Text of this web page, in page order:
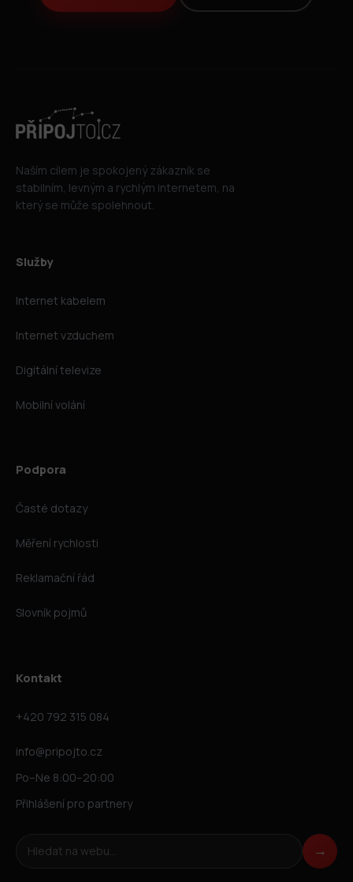
Naším cílem je spokojený zákazník se
stabilním, levným a rychlým internetem, na
který se může spolehnout.
Služby
Internet kabelem
Internet vzduchem
Digitální televize
Mobilní volání
Podpora
Časté dotazy
Měření rychlosti
Reklamační řád
Slovník pojmů
Kontakt
+420 792 315 084
info@pripojto.cz
Po–Ne 8:00–20:00
Přihlášení pro partnery
Hledat na webu →